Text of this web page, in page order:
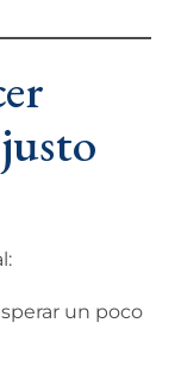
un poco